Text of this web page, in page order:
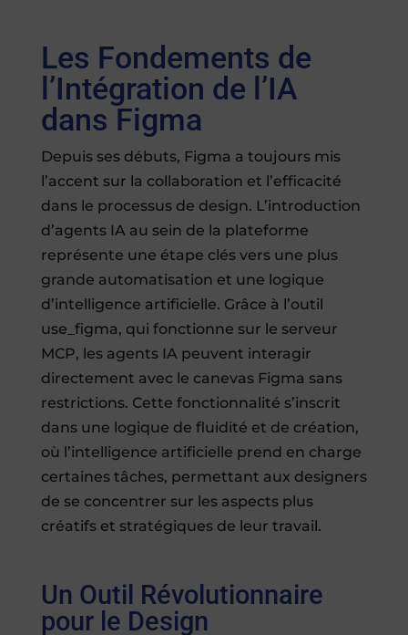
Les Fondements de
l’Intégration de l’IA
dans Figma
Depuis ses débuts, Figma a toujours mis
l’accent sur la collaboration et l’efficacité
dans le processus de design. L’introduction
d’agents IA au sein de la plateforme
représente une étape clés vers une plus
grande automatisation et une logique
d’intelligence artificielle. Grâce à l’outil
use_figma, qui fonctionne sur le serveur
MCP, les agents IA peuvent interagir
directement avec le canevas Figma sans
restrictions. Cette fonctionnalité s’inscrit
dans une logique de fluidité et de création,
où l’intelligence artificielle prend en charge
certaines tâches, permettant aux designers
de se concentrer sur les aspects plus
créatifs et stratégiques de leur travail.
Un Outil Révolutionnaire
pour le Design